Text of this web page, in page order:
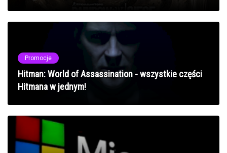
Promocje
Hitman: World of Assassination - wszystkie części
Hitmana w jednym!